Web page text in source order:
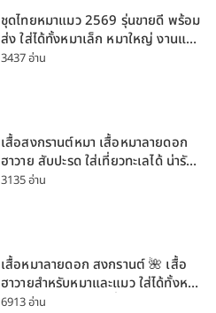
ชุดไทยหมาแมว 2569 รุ่นขายดี พร้อม
ส่ง ใส่ได้ทั้งหมาเล็ก หมาใหญ่ งานแต่ง
สงกรานต์ ลอยกระทง
3437 อ่าน
เสื้อสงกรานต์หมา เสื้อหมาลายดอก
ฮาวาย สับปะรด ใส่เที่ยวทะเลได้ น่ารัก
ใส่ได้ทั้งหมาเล็กและหมาใหญ่
3135 อ่าน
เสื้อหมาลายดอก สงกรานต์ 🌺 เสื้อ
ฮาวายสำหรับหมาและแมว ใส่ได้ทั้งหมา
เล็กและหมาใหญ่ ใส่เที่ยวทะเลน่ารัก
6913 อ่าน